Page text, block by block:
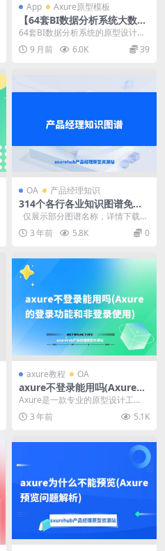
App Axure原型模板
【64套BI数据分析系统大数据
可视化大屏+3组可视化组件
库】axure rp原型源文件下载
64套BI数据分析系统的原型设计，
并附带了Axure RP原型源文件的下
载链接。...
9 月前 6.0K 39
OA 产品经理知识
314个各行各业知识图谱免费
下载（含产品经理知识图谱
仅展示部分图谱名称，详情下载可
见 65个思维模型地图,pdf 高效...
3 年前 5.8K 0
axure教程 OA
axure不登录能用吗(Axure的
登录功能和非登录使用)
Axure是一款专业的原型设计工
具，常用于用户体验设计和交互设
计。它提供了丰富的...
3 年前 5.1K